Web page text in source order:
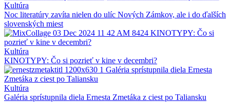
Kultúra
Noc literatúry zavíta nielen do ulíc Nových Zámkov, ale i do ďalších
slovenských miest
Kultúra
KINOTYPY: Čo si pozrieť v kine v decembri?
Kultúra
Galéria sprístupnila diela Ernesta Zmetáka z ciest po Taliansku